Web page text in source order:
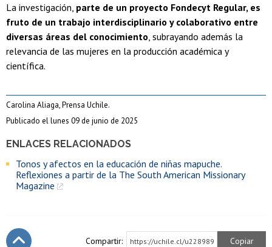
ENLACES RELACIONADOS
Tonos y afectos en la educación de niñas mapuche.
Reflexiones a partir de la The South American Missionary
Magazine
La investigación, parte de un proyecto Fondecyt Regular, es
fruto de un trabajo interdisciplinario y colaborativo entre
diversas áreas del conocimiento , subrayando además la
relevancia de las mujeres en la producción académica y
científica.
Carolina Aliaga, Prensa Uchile.
Publicado el lunes 09 de junio de 2025
Compartir: https://uchile.cl/u228989 Copiar